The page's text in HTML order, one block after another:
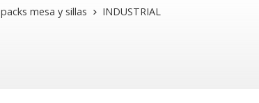
packs mesa y sillas INDUSTRIAL